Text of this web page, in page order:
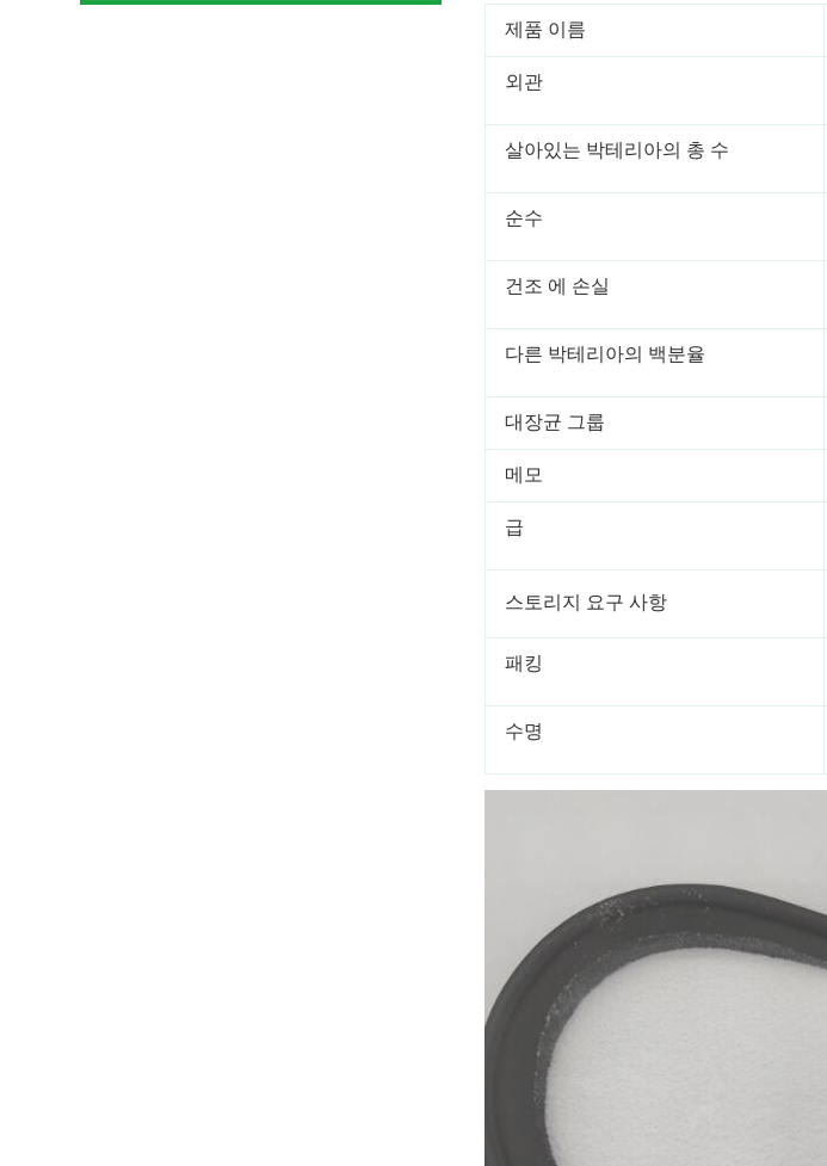
제품 이름
외관
살아있는 박테리아의 총 수
순수
건조 에 손실
다른 박테리아의 백분율
대장균 그룹
메모
급
스토리지 요구 사항
패킹
수명